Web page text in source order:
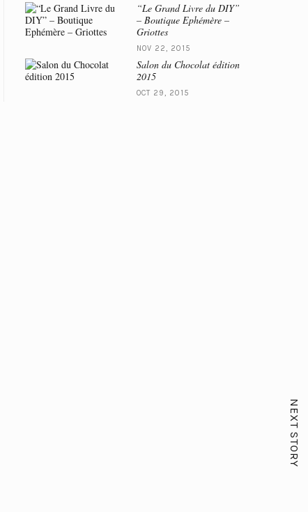
NEXT STORY
“Le Grand Livre du DIY”
– Boutique Ephémère –
Griottes
NOV 22, 2015
Salon du Chocolat édition
2015
OCT 29, 2015